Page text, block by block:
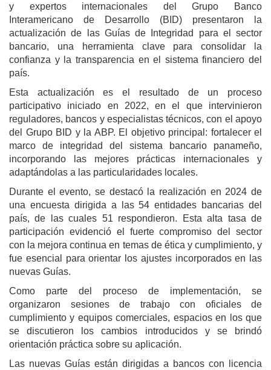
y expertos internacionales del Grupo Banco
Interamericano de Desarrollo (BID) presentaron la
actualización de las Guías de Integridad para el sector
bancario, una herramienta clave para consolidar la
confianza y la transparencia en el sistema financiero del
país.
Esta actualización es el resultado de un proceso
participativo iniciado en 2022, en el que intervinieron
reguladores, bancos y especialistas técnicos, con el apoyo
del Grupo BID y la ABP. El objetivo principal: fortalecer el
marco de integridad del sistema bancario panameño,
incorporando las mejores prácticas internacionales y
adaptándolas a las particularidades locales.
Durante el evento, se destacó la realización en 2024 de
una encuesta dirigida a las 54 entidades bancarias del
país, de las cuales 51 respondieron. Esta alta tasa de
participación evidenció el fuerte compromiso del sector
con la mejora continua en temas de ética y cumplimiento, y
fue esencial para orientar los ajustes incorporados en las
nuevas Guías.
Como parte del proceso de implementación, se
organizaron sesiones de trabajo con oficiales de
cumplimiento y equipos comerciales, espacios en los que
se discutieron los cambios introducidos y se brindó
orientación práctica sobre su aplicación.
Las nuevas Guías están dirigidas a bancos con licencia